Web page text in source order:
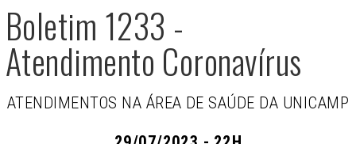
Boletim 1233 -
Atendimento Coronavírus
ATENDIMENTOS NA ÁREA DE SAÚDE DA UNICAMP